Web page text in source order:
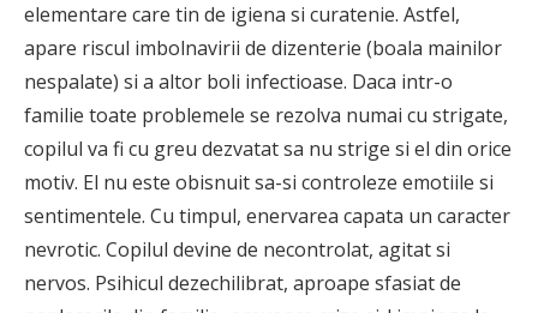
elemen­tare care tin de igiena si curatenie. Astfel,
apare riscul imbolnavirii de dizenterie (boala mainilor
nespalate) si a altor boli infectioase. Daca intr-o
familie toate problemele se rezolva numai cu strigate,
copilul va fi cu greu dezvatat sa nu strige si el din orice
motiv. El nu este obisnuit sa-si controleze emotiile si
sentimentele. Cu timpul, enervarea capata un caracter
nevrotic. Copilul devine de necontrolat, agitat si
nervos. Psihicul dezechilibrat, aproape sfasiat de